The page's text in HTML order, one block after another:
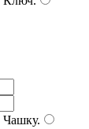
Чашку.